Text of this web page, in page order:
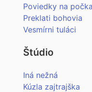
Poviedky na
Preklati bohovia
Vesmírni tuláci
Štúdio
Iná nežná
Kúzla zajtrajška